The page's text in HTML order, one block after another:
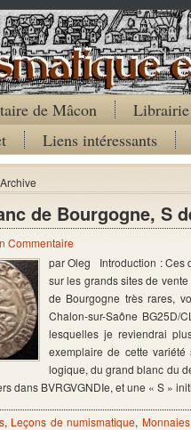
de Mâcon Librairie
Liens intéressants
de Bourgogne, S
Commentaire
par Oleg Introduction : Ces
sur les grands sites de
de Bourgogne très rares,
Chalon-sur-Saône BG25D/
lesquelles je reviendrai
exemplaire de cette variété
logique, du grand blanc du
dans BVRGVGNDIe, et une « S »
, Leçons de numismatique,